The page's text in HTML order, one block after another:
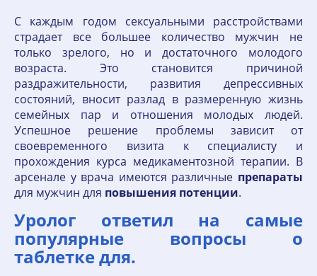
С каждым годом сексуальными расстройствами
страдает все большее количество мужчин не
только зрелого, но и достаточного молодого
возраста. Это становится причиной
раздражительности, развития депрессивных
состояний, вносит разлад в размеренную жизнь
семейных пар и отношения молодых людей.
Успешное решение проблемы зависит от
своевременного визита к специалисту и
прохождения курса медикаментозной терапии. В
арсенале у врача имеются различные препараты
для мужчин для повышения потенции.
Уролог ответил на самые
популярные вопросы о
таблетке для.